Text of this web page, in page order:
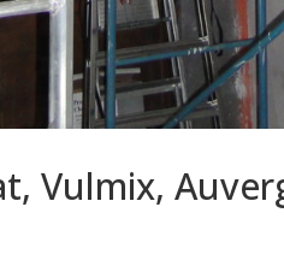
Vulmix,